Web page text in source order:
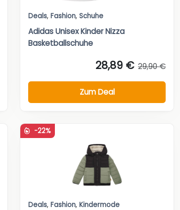
Deals, Fashion, Schuhe
Adidas Unisex Kinder Nizza
Basketballschuhe
28,89 € 29,90 €
Zum Deal
-22%
Deals, Fashion, Kindermode